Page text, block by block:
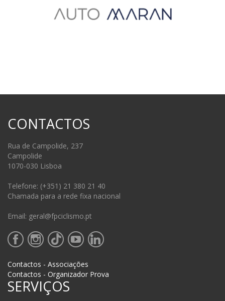
CONTACTOS
Rua de Campolide, 237
Campolide
1070-030 Lisboa
Telefone: (+351) 21 380 21 40
Chamada para a rede fixa nacional
Email: geral@fpciclismo.pt
Contactos - Associações
Contactos - Organizador Prova
SERVIÇOS